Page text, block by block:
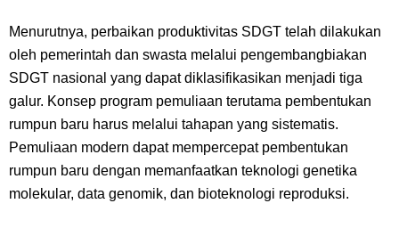
Menurutnya, perbaikan produktivitas SDGT telah dilakukan
oleh pemerintah dan swasta melalui pengembangbiakan
SDGT nasional yang dapat diklasifikasikan menjadi tiga
galur. Konsep program pemuliaan terutama pembentukan
rumpun baru harus melalui tahapan yang sistematis.
Pemuliaan modern dapat mempercepat pembentukan
rumpun baru dengan memanfaatkan teknologi genetika
molekular, data genomik, dan bioteknologi reproduksi.